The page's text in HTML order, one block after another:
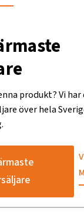
produkt? Vi
över hela